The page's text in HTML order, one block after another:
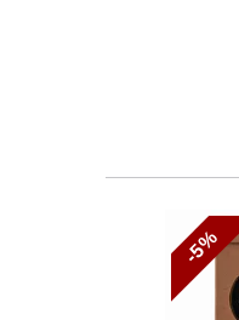
-5%